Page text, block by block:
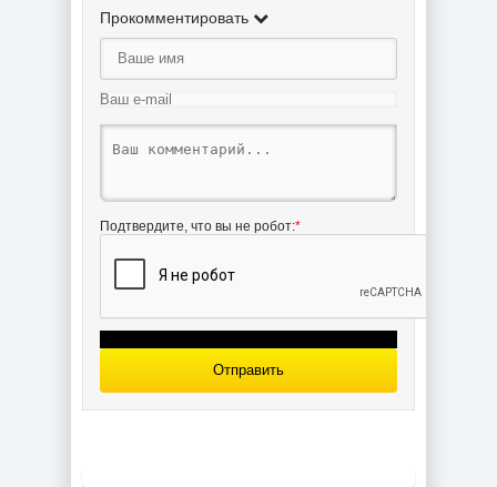
Bismarck [GPM
028] из бумаги
(WHM 1201) из
Линкор Бисмарк
/ Bismarck
(HMV) из бумаги
Прокомментировать
Подтвердите, что вы не робот:*
Отправить